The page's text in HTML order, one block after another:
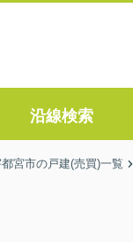
沿線検索
宮市の戸建(売買)一覧